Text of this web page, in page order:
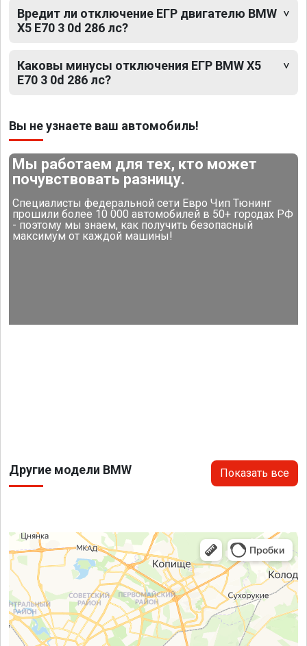
Вредит ли отключение ЕГР двигателю BMW
X5 E70 3 0d 286 лс?
Каковы минусы отключения ЕГР BMW X5
E70 3 0d 286 лс?
Вы не узнаете ваш автомобиль!
Мы работаем для тех, кто может
почувствовать разницу.
Специалисты федеральной сети Евро Чип Тюнинг
прошили более 10 000 автомобилей в 50+ городах РФ
- поэтому мы знаем, как получить безопасный
максимум от каждой машины!
Другие модели BMW Показать все